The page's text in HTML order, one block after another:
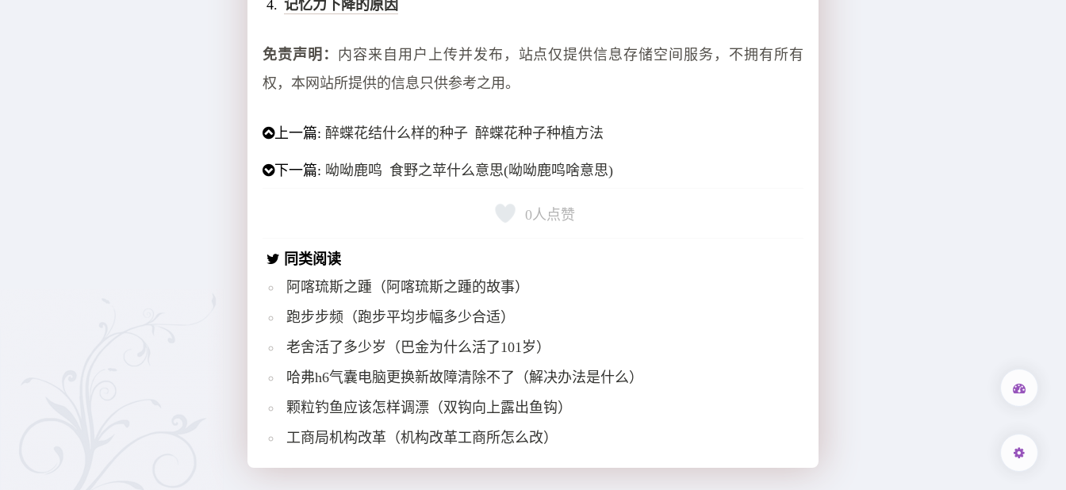
记忆力下降的原因
免责声明： 内容来自用户上传并发布，站点仅提供信息存储空间服务，不拥有所有
权，本网站所提供的信息只供参考之用。
上一篇: 醉蝶花结什么样的种子 醉蝶花种子种植方法
下一篇: 呦呦鹿鸣 食野之苹什么意思(呦呦鹿鸣啥意思)
0人点赞
同类阅读
阿喀琉斯之踵（阿喀琉斯之踵的故事）
跑步步频（跑步平均步幅多少合适）
老舍活了多少岁（巴金为什么活了101岁）
哈弗h6气囊电脑更换新故障清除不了（解决办法是什么）
颗粒钓鱼应该怎样调漂（双钩向上露出鱼钩）
工商局机构改革（机构改革工商所怎么改）